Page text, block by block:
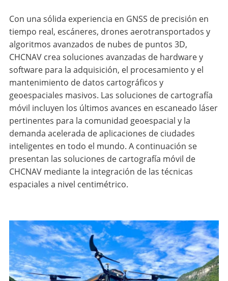
Con una sólida experiencia en GNSS de precisión en
tiempo real, escáneres, drones aerotransportados y
algoritmos avanzados de nubes de puntos 3D,
CHCNAV crea soluciones avanzadas de hardware y
software para la adquisición, el procesamiento y el
mantenimiento de datos cartográficos y
geoespaciales masivos. Las soluciones de cartografía
móvil incluyen los últimos avances en escaneado láser
pertinentes para la comunidad geoespacial y la
demanda acelerada de aplicaciones de ciudades
inteligentes en todo el mundo. A continuación se
presentan las soluciones de cartografía móvil de
CHCNAV mediante la integración de las técnicas
espaciales a nivel centimétrico.